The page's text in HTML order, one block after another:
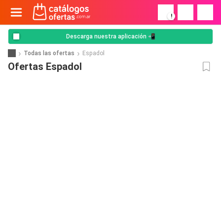
!
Descarga nuestra aplicación 📲
Todas las ofertas Espadol
Ofertas Espadol